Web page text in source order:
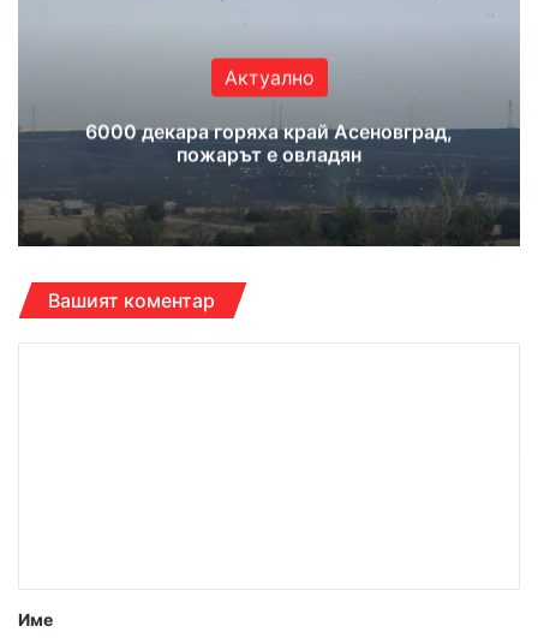
Актуално
6000 декара горяха край Асеновград,
пожарът е овладян
Вашият коментар
р
Име